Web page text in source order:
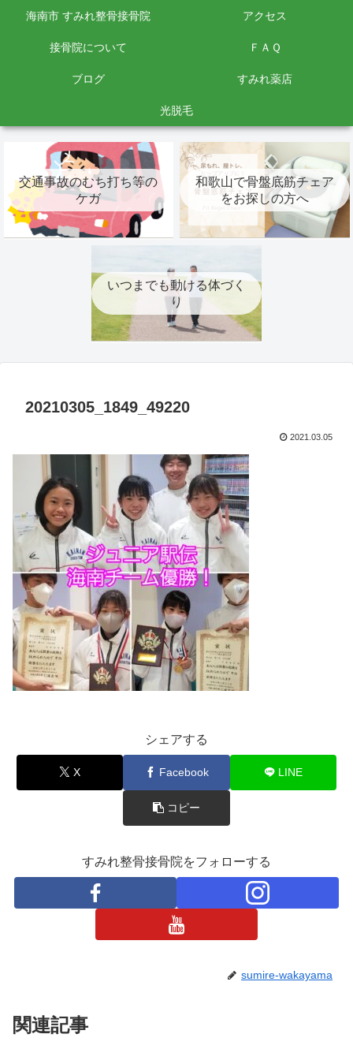
海南市 すみれ整骨接骨院 アクセス
接骨院について ＦＡＱ
ブログ すみれ薬店
光脱毛
交通事故のむち打ち等の
ケガ
和歌山で骨盤底筋チェア
をお探しの方へ
いつまでも動ける体づく
り
20210305_1849_49220
2021.03.05
シェアする
X Facebook LINE
コピー
すみれ整骨接骨院をフォローする
sumire-wakayama
関連記事